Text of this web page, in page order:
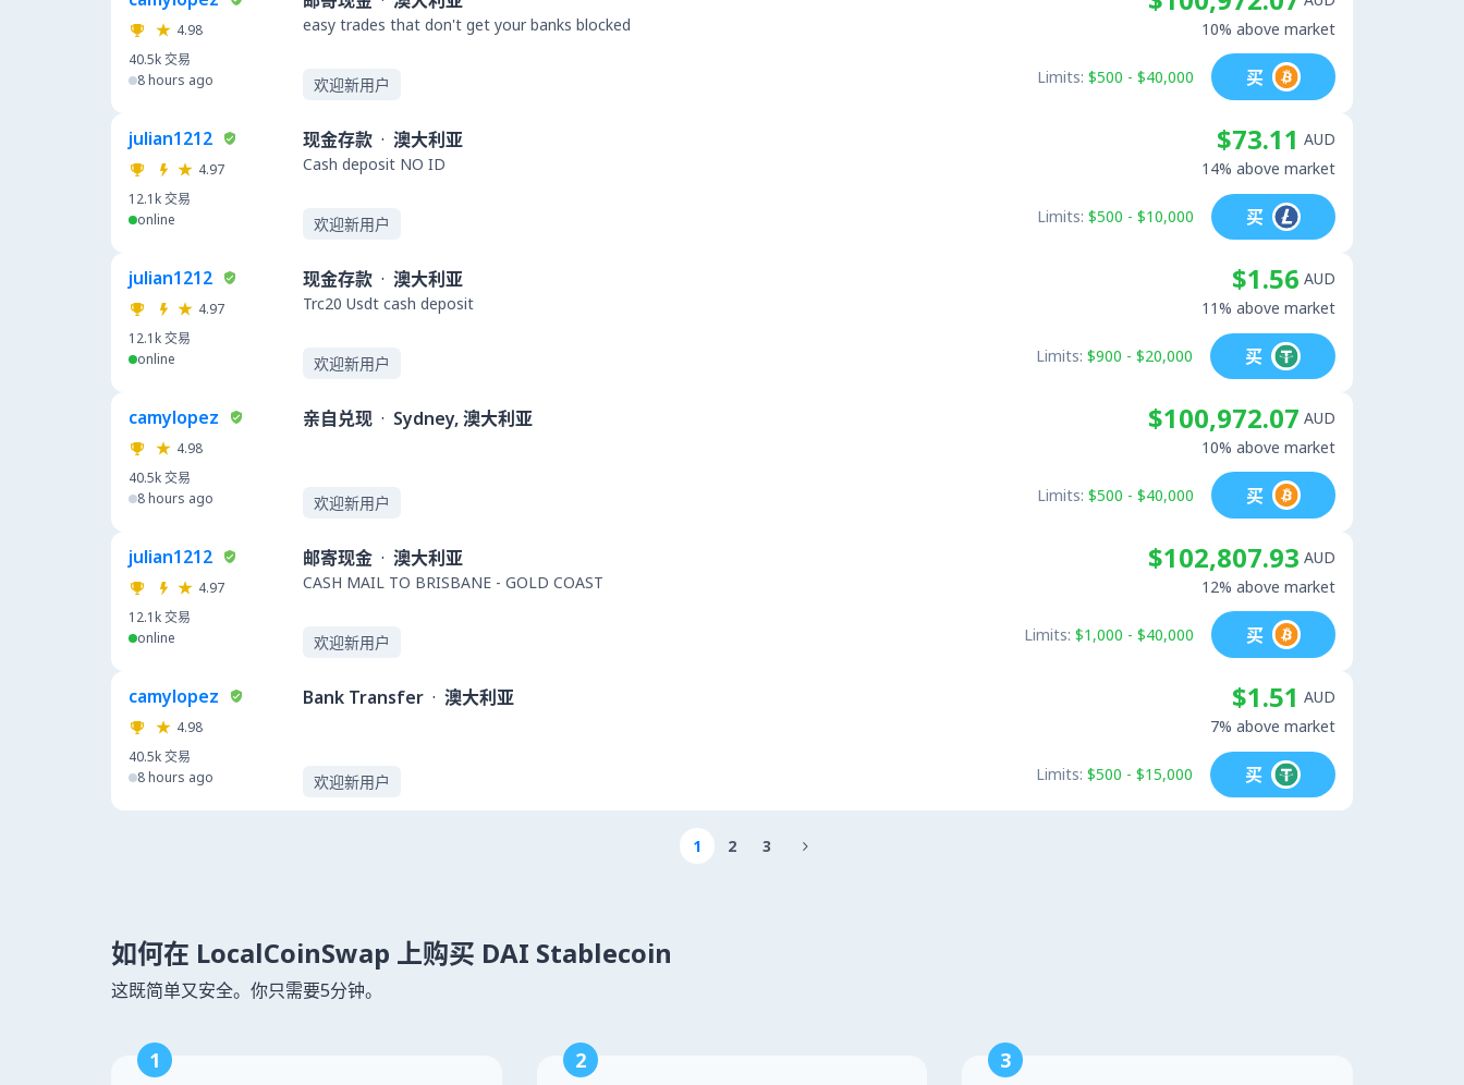
4.98
40.5k交易
8 hours ago
easy trades that don't get your banks blocked
欢迎新用户
10% above market
Limits: $500 - $40,000 买
julian1212
4.97
12.1k交易
online
现金存款 · 澳大利亚
Cash deposit NO ID
欢迎新用户
$73.11 AUD
14% above market
Limits: $500 - $10,000 买
julian1212
4.97
12.1k交易
online
现金存款 · 澳大利亚
Trc20 Usdt cash deposit
欢迎新用户
$1.56 AUD
11% above market
Limits: $900 - $20,000 买
camylopez
4.98
40.5k交易
8 hours ago
亲自兑现 · Sydney, 澳大利亚
欢迎新用户
$100,972.07 AUD
10% above market
Limits: $500 - $40,000 买
julian1212
4.97
12.1k交易
online
邮寄现金 · 澳大利亚
CASH MAIL TO BRISBANE - GOLD COAST
欢迎新用户
$102,807.93 AUD
12% above market
Limits: $1,000 - $40,000 买
camylopez
4.98
40.5k交易
8 hours ago
Bank Transfer · 澳大利亚
欢迎新用户
$1.51 AUD
7% above market
Limits: $500 - $15,000 买
1 2 3 
如何在 LocalCoinSwap 上购买 DAI Stablecoin
这既简单又安全。你只需要5分钟。
1 2 3